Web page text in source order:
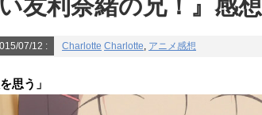
友利奈緒の兄！』感想
07/12 : Charlotte Charlotte, アニメ感想
思う」